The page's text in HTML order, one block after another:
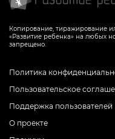
Копирование, тиражирование
«Развитие ребенка» на любых
запрещено.
Политика
Пользовательское
Поддержка пользователей
О проекте